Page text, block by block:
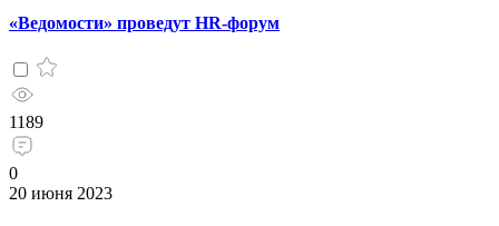
«Ведомости» проведут HR-форум
1189
0
20 июня 2023